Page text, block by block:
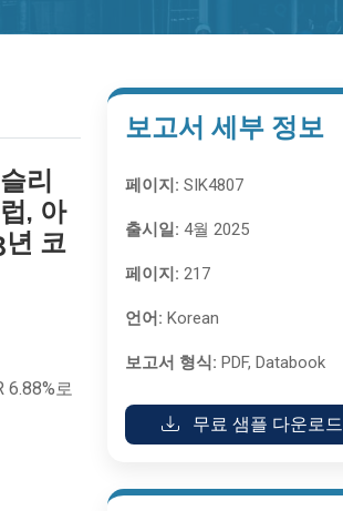
리
, 아
코
6.88%로
보고서 세부 정보
페이지: SIK4807
출시일: 4월 2025
페이지: 217
언어: Korean
보고서 형식: PDF, Databook
무료 샘플 다운로드